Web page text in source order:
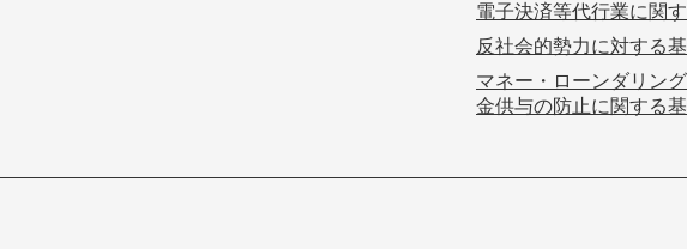
電子決済等代行業に関
反社会的勢力に対する
マネー・ローンダリン
金供与の防止に関する